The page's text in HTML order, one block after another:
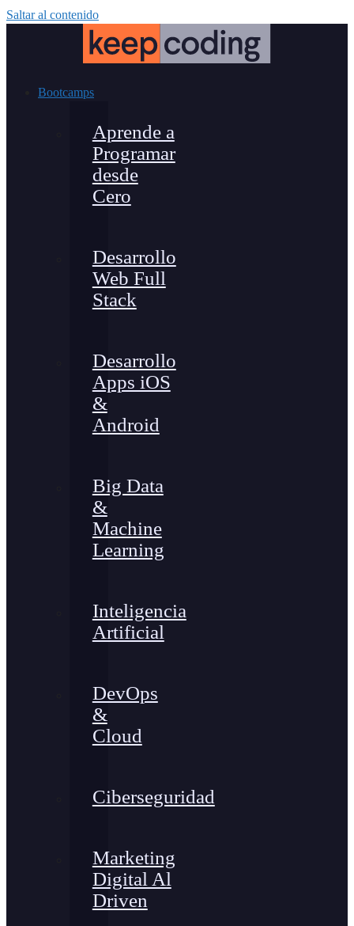
Saltar al contenido
Bootcamps
Aprende a
Programar
desde
Cero
Desarrollo
Web Full
Stack
Desarrollo
Apps iOS
&
Android
Big Data
&
Machine
Learning
Inteligencia
Artificial
DevOps
&
Cloud
Ciberseguridad
Marketing
Digital Al
Driven